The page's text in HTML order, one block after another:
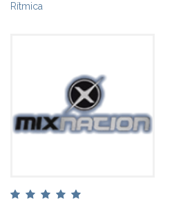
Rítmica